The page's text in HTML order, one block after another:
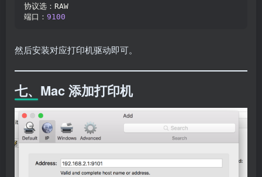
协议选：RAW
端口： 9100
然后安装对应打印机驱动即可。
七、Mac 添加打印机